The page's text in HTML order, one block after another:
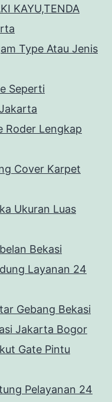
KAYU,TENDA
Type Atau Jenis
Seperti
Roder Lengkap
Cover Karpet
Ukuran Luas
Bekasi
Layanan 24
Gebang Bekasi
Jakarta Bogor
Gate Pintu
Pelayanan 24